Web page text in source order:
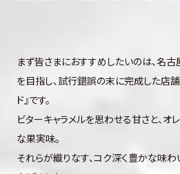
まず皆さまにおすすめしたいのは、名
を目指し、試行錯誤の末に完成した店
ド』です。
ビターキャラメルを思わせる甘さと、オ
な果実味。
それらが織りなす、コク深く豊かな味